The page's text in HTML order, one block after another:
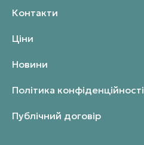
Контакти
Ціни
Новини
Політика конфіденційності
Публічний договір